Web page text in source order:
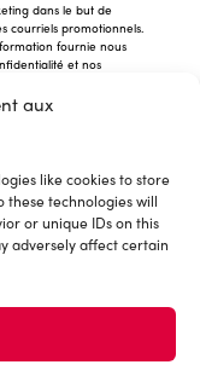
aux
like cookies to store
these technologies will
or unique IDs on this
adversely affect certain
dans le but de
courriels promotionnels.
fournie nous
et nos
Inc.